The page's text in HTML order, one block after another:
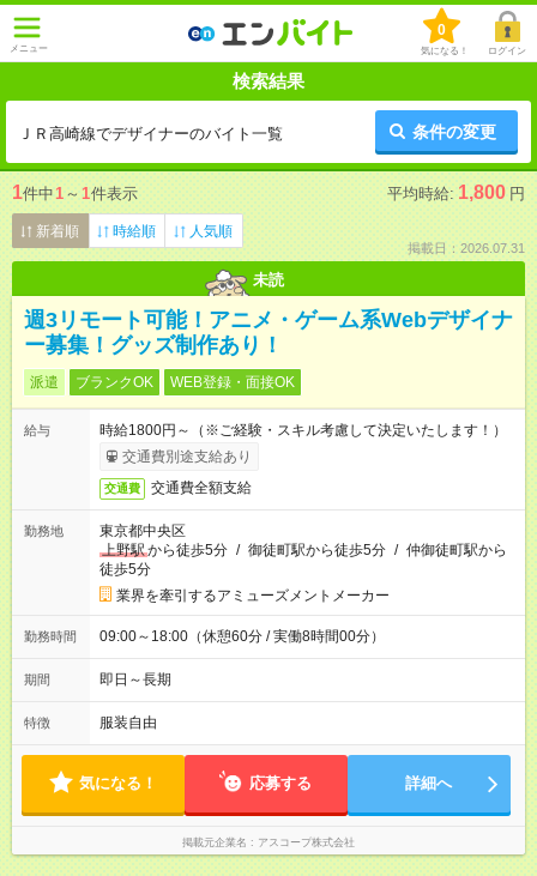
メニュー
0
気になる！ ログイン
検索結果
ＪＲ高崎線でデザイナーのバイト一覧 条件の変更
1件中1 ～ 1件表示 平均時給: 1,800 円
新着順 時給順 人気順
掲載日：2026.07.31
未読
週3リモート可能！アニメ・ゲーム系Webデザイナ
ー募集！グッズ制作あり！
派遣 ブランクOK WEB登録・面接OK
給与
時給1800円～（※ご経験・スキル考慮して決定いたします！）
交通費別途支給あり
交通費 交通費全額支給
勤務地
東京都中央区
上野駅から徒歩5分 / 御徒町駅から徒歩5分 / 仲御徒町駅から
徒歩5分
業界を牽引するアミューズメントメーカー
勤務時間 09:00～18:00（休憩60分 / 実働8時間00分）
期間 即日～長期
特徴 服装自由
気になる！ 応募する 詳細へ
掲載元企業名 アスコープ株式会社